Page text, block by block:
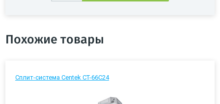
Похожие товары
Сплит-система Centek CT-66C24